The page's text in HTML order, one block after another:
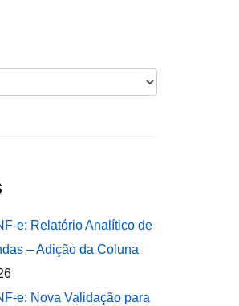
e: Relatório Analítico de
– Adição da Coluna
e: Nova Validação para